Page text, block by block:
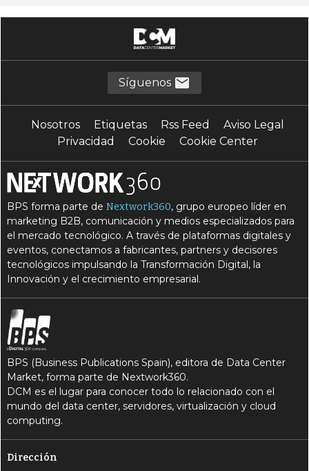
Síguenos
Nosotros Etiquetas Rss Feed
Aviso Legal
Privacidad
Cookie Cookie Center
BPS forma parte deNextwork360, grupo europeo líder en
marketing B2B, comunicación y medios especializados para
el mercado tecnológico. A través de plataformas digitales y
eventos, conectamos a fabricantes, partners y decisores
tecnológicos impulsando la Transformación Digital, la
Innovación y el crecimiento empresarial.
BPS (Business Publications Spain), editora de Data Center
Market, forma parte de Nextwork360.
DCM es el lugar para conocer todo lo relacionado con el
mundo del data center, servidores, virtualización y cloud
computing.
Dirección